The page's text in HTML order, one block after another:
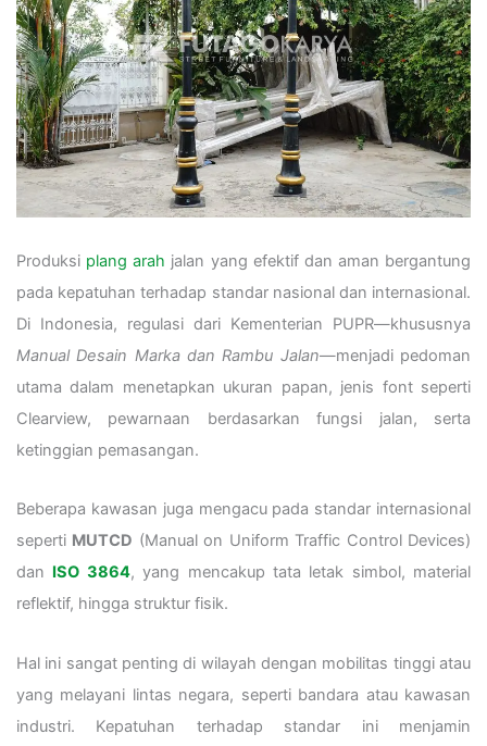
Produksi plang arah jalan yang efektif dan aman bergantung
pada kepatuhan terhadap standar nasional dan internasional.
Di Indonesia, regulasi dari Kementerian PUPR—khususnya
Manual Desain Marka dan Rambu Jalan—menjadi pedoman
utama dalam menetapkan ukuran papan, jenis font seperti
Clearview, pewarnaan berdasarkan fungsi jalan, serta
ketinggian pemasangan.
Beberapa kawasan juga mengacu pada standar internasional
seperti MUTCD (Manual on Uniform Traffic Control Devices)
dan ISO 3864, yang mencakup tata letak simbol, material
reflektif, hingga struktur fisik.
Hal ini sangat penting di wilayah dengan mobilitas tinggi atau
yang melayani lintas negara, seperti bandara atau kawasan
industri. Kepatuhan terhadap standar ini menjamin